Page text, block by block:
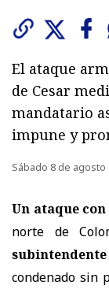
El ataque
de Cesar
mandatario
impune y
Sábado 8 de agosto
Un ataque
norte de
condenado sin